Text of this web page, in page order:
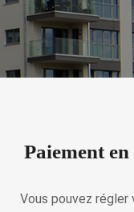
Paiement
Vous pouvez